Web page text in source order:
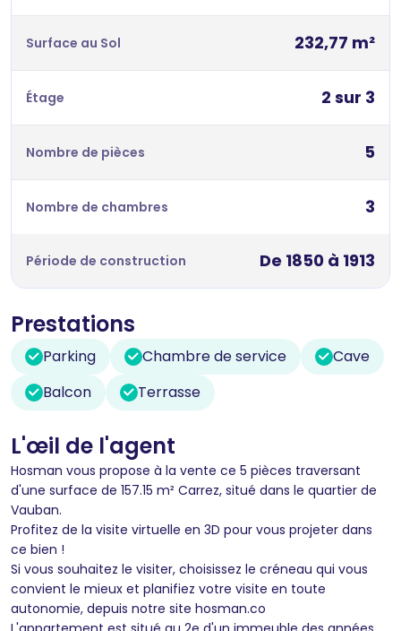
Surface au Sol 232,77 m²
Étage 2 sur 3
Nombre de pièces 5
Nombre de chambres 3
Période de construction De 1850 à 1913
Prestations
Parking Chambre de service
Cave
Balcon
Terrasse
L'œil de l'agent
Hosman vous propose à la vente ce 5 pièces traversant
d'une surface de 157.15 m² Carrez, situé dans le quartier de
Vauban.
Profitez de la visite virtuelle en 3D pour vous projeter dans
ce bien !
Si vous souhaitez le visiter, choisissez le créneau qui vous
convient le mieux et planifiez votre visite en toute
autonomie, depuis notre site hosman.co